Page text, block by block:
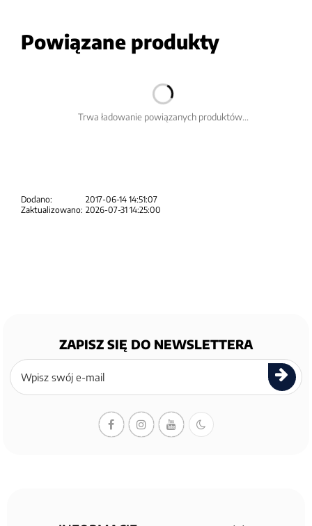
Powiązane produkty
Trwa ładowanie powiązanych produktów...
Dodano:
2017-06-14 14:51:07
Zaktualizowano: 2026-07-31 14:25:00
ZAPISZ SIĘ DO NEWSLETTERA
Zapisz
się
newslettera